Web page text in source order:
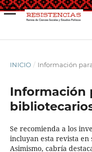
INICIO / Información
Información
Se recomienda a los
incluyan esta revista en
Asimismo, cabría